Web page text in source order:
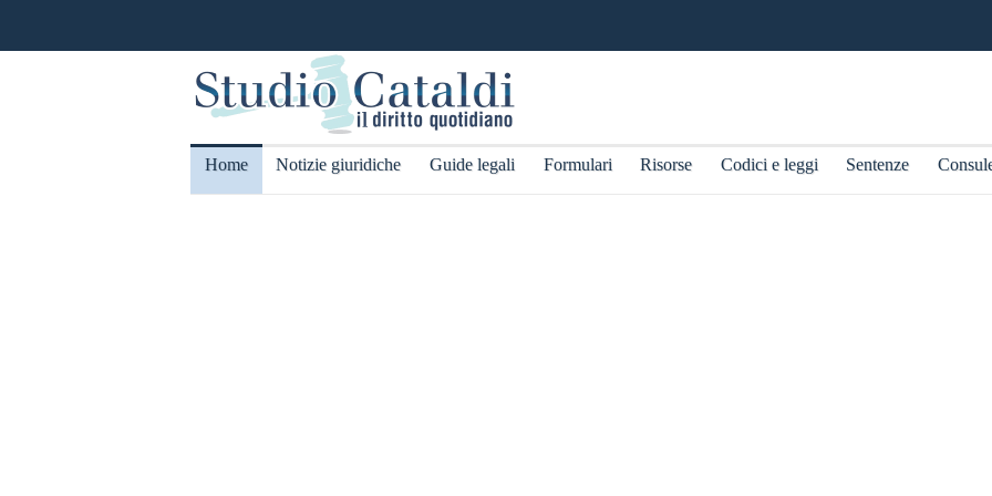
Home Notizie giuridiche Guide legali Formulari Risorse Codici e leggi Sentenze